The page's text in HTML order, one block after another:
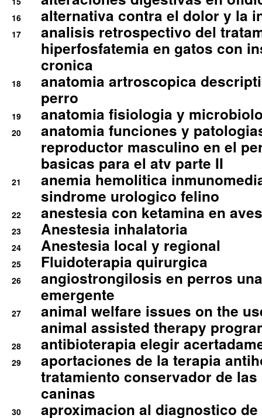
16 alternativa contra el dolor y la
17
analisis retrospectivo del
hiperfosfatemia en gatos con
cronica
18
anatomia artroscopica
perro
19 anatomia fisiologia y
20
anatomia funciones y
reproductor masculino en el
basicas para el atv parte II
21
anemia hemolitica
sindrome urologico felino
22 anestesia con ketamina en
23 Anestesia inhalatoria
24 Anestesia local y regional
25 Fluidoterapia quirurgica
26
angiostrongilosis en perros
emergente
27
animal welfare issues on the
animal assisted therapy
28 antibioterapia elegir
29
aportaciones de la terapia
tratamiento conservador de
caninas
30
aproximacion al diagnostico